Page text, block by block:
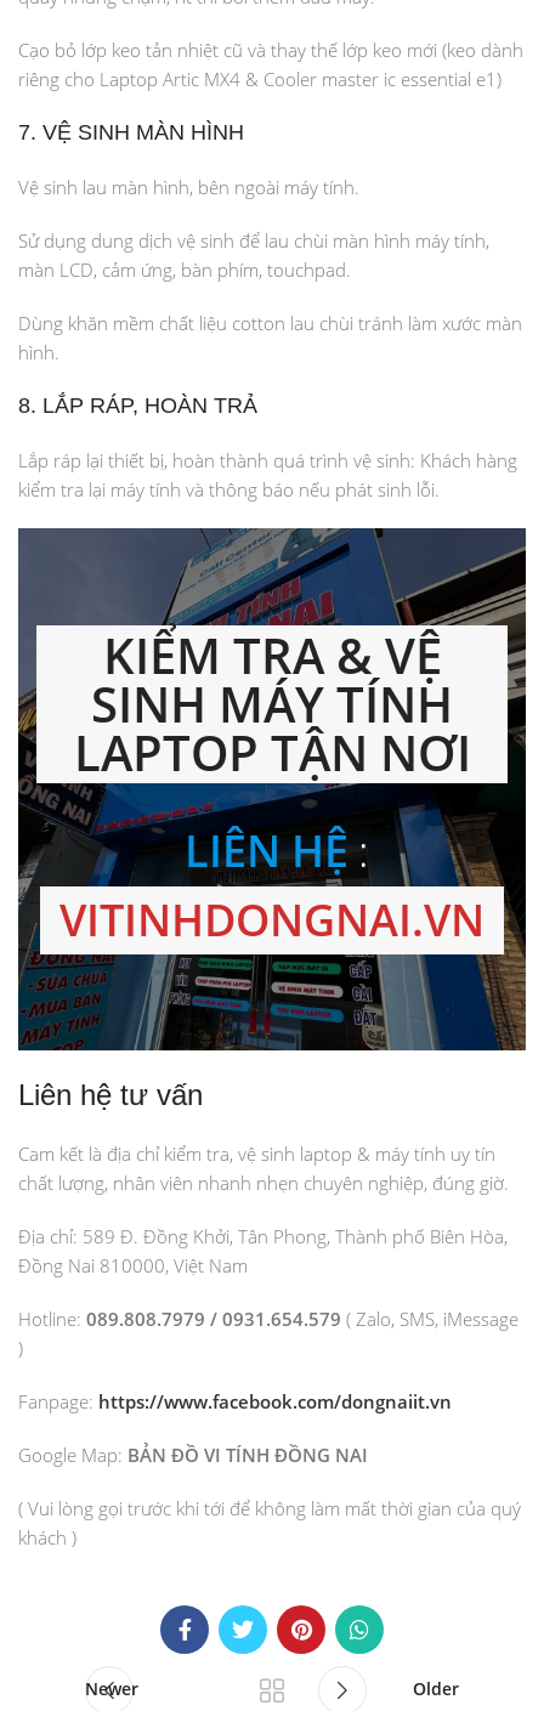
Cạo bỏ lớp keo tản nhiệt cũ và thay thế lớp keo mới (keo dành
riêng cho Laptop Artic MX4 & Cooler master ic essential e1)
7. VỆ SINH MÀN HÌNH
Vệ sinh lau màn hình, bên ngoài máy tính.
Sử dụng dung dịch vệ sinh để lau chùi màn hình máy tính,
màn LCD, cảm ứng, bàn phím, touchpad.
Dùng khăn mềm chất liệu cotton lau chùi tránh làm xước màn
hình.
8. LẮP RÁP, HOÀN TRẢ
Lắp ráp lại thiết bị, hoàn thành quá trình vệ sinh: Khách hàng
kiểm tra lại máy tính và thông báo nếu phát sinh lỗi.
KIỂM TRA & VỆ
SINH MÁY TÍNH
LAPTOP TẬN NƠI
LIÊN HỆ :
VITINHDONGNAI.VN
Liên hệ tư vấn
Cam kết là địa chỉ kiểm tra, vệ sinh laptop & máy tính uy tín
chất lượng, nhân viên nhanh nhẹn chuyên nghiệp, đúng giờ.
Địa chỉ: 589 Đ. Đồng Khởi, Tân Phong, Thành phố Biên Hòa,
Đồng Nai 810000, Việt Nam
Hotline: 089.808.7979 / 0931.654.579 ( Zalo, SMS, iMessage
)
Fanpage: https://www.facebook.com/dongnaiit.vn
Google Map: BẢN ĐỒ VI TÍNH ĐỒNG NAI
( Vui lòng gọi trước khi tới để không làm mất thời gian của quý
khách )
Newer Older